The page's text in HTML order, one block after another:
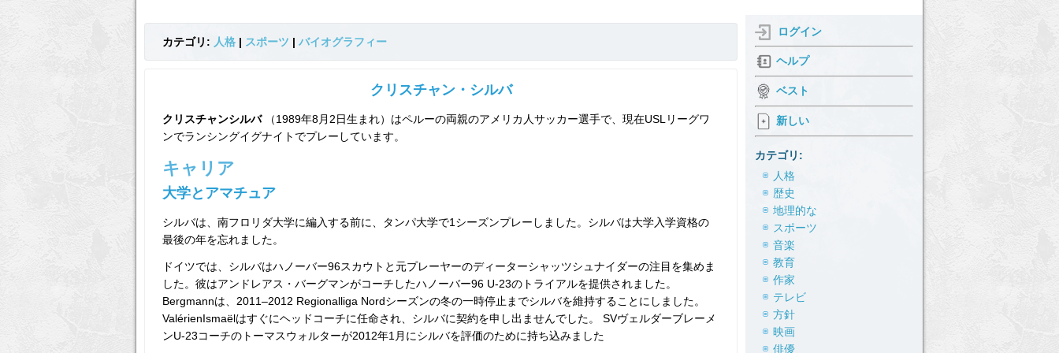
カテゴリ: 人格 | スポーツ | バイオグラフィー
クリスチャン・シルバ
クリスチャンシルバ（1989年8月2日生まれ）はペルーの両親のアメリカ人サッカー選手で、現在USLリーグワ
ンでランシングイグナイトでプレーしています。
キャリア
大学とアマチュア
シルバは、南フロリダ大学に編入する前に、タンパ大学で1シーズンプレーしました。シルバは大学入学資格の
最後の年を忘れました。
ドイツでは、シルバはハノーバー96スカウトと元プレーヤーのディーターシャッツシュナイダーの注目を集めま
した。彼はアンドレアス・バーグマンがコーチしたハノーバー96 U-23のトライアルを提供されました。
Bergmannは、2011–2012 Regionalliga Nordシーズンの冬の一時停止までシルバを維持することにしました。
ValérienIsmaëlはすぐにヘッドコーチに任命され、シルバに契約を申し出ませんでした。 SVヴェルダーブレーメ
ンU-23コーチのトーマスウォルターが2012年1月にシルバを評価のために持ち込みました
ログイン
ヘルプ
ベスト
新しい
カテゴリ:
人格
歴史
地理的な
スポーツ
音楽
教育
作家
テレビ
方針
映画
俳優